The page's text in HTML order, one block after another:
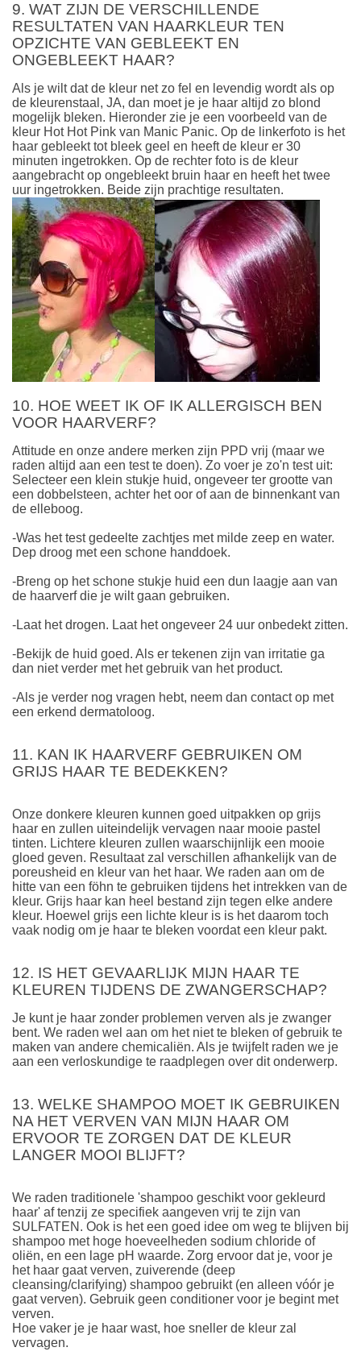
9. WAT ZIJN DE VERSCHILLENDE
RESULTATEN VAN HAARKLEUR TEN
OPZICHTE VAN GEBLEEKT EN
ONGEBLEEKT HAAR?
Als je wilt dat de kleur net zo fel en levendig wordt als op
de kleurenstaal, JA, dan moet je je haar altijd zo blond
mogelijk bleken. Hieronder zie je een voorbeeld van de
kleur Hot Hot Pink van Manic Panic. Op de linkerfoto is het
haar gebleekt tot bleek geel en heeft de kleur er 30
minuten ingetrokken. Op de rechter foto is de kleur
aangebracht op ongebleekt bruin haar en heeft het twee
uur ingetrokken. Beide zijn prachtige resultaten.
10. HOE WEET IK OF IK ALLERGISCH BEN
VOOR HAARVERF?
Attitude en onze andere merken zijn PPD vrij (maar we
raden altijd aan een test te doen). Zo voer je zo'n test uit:
Selecteer een klein stukje huid, ongeveer ter grootte van
een dobbelsteen, achter het oor of aan de binnenkant van
de elleboog.
-Was het test gedeelte zachtjes met milde zeep en water.
Dep droog met een schone handdoek.
-Breng op het schone stukje huid een dun laagje aan van
de haarverf die je wilt gaan gebruiken.
-Laat het drogen. Laat het ongeveer 24 uur onbedekt zitten.
-Bekijk de huid goed. Als er tekenen zijn van irritatie ga
dan niet verder met het gebruik van het product.
-Als je verder nog vragen hebt, neem dan contact op met
een erkend dermatoloog.
11. KAN IK HAARVERF GEBRUIKEN OM
GRIJS HAAR TE BEDEKKEN?
Onze donkere kleuren kunnen goed uitpakken op grijs
haar en zullen uiteindelijk vervagen naar mooie pastel
tinten. Lichtere kleuren zullen waarschijnlijk een mooie
gloed geven. Resultaat zal verschillen afhankelijk van de
poreusheid en kleur van het haar. We raden aan om de
hitte van een föhn te gebruiken tijdens het intrekken van de
kleur. Grijs haar kan heel bestand zijn tegen elke andere
kleur. Hoewel grijs een lichte kleur is is het daarom toch
vaak nodig om je haar te bleken voordat een kleur pakt.
12. IS HET GEVAARLIJK MIJN HAAR TE
KLEUREN TIJDENS DE ZWANGERSCHAP?
Je kunt je haar zonder problemen verven als je zwanger
bent. We raden wel aan om het niet te bleken of gebruik te
maken van andere chemicaliën. Als je twijfelt raden we je
aan een verloskundige te raadplegen over dit onderwerp.
13. WELKE SHAMPOO MOET IK GEBRUIKEN
NA HET VERVEN VAN MIJN HAAR OM
ERVOOR TE ZORGEN DAT DE KLEUR
LANGER MOOI BLIJFT?
We raden traditionele 'shampoo geschikt voor gekleurd
haar' af tenzij ze specifiek aangeven vrij te zijn van
SULFATEN. Ook is het een goed idee om weg te blijven bij
shampoo met hoge hoeveelheden sodium chloride of
oliën, en een lage pH waarde. Zorg ervoor dat je, voor je
het haar gaat verven, zuiverende (deep
cleansing/clarifying) shampoo gebruikt (en alleen vóór je
gaat verven). Gebruik geen conditioner voor je begint met
verven.
Hoe vaker je je haar wast, hoe sneller de kleur zal
vervagen.